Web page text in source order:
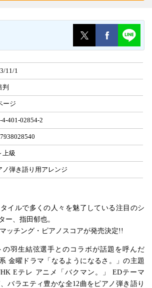
11/1
判
ージ
4-401-02854-2
上級
ノ弾き語り用アレンジ
イルで多くの人々を魅了している注目のシ
ー、指田郁也。
ッチング・ピアノスコアが発売決定!!
の羽生結弦選手とのコラボが話題を呼んだ
金曜ドラマ「なるようになるさ。」の主題
Eテレ アニメ「バクマン。」 EDテーマ
バラエティ豊かな全12曲をピアノ弾き語り